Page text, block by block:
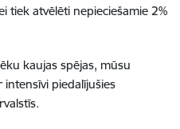
tiek atvēlēti nepieciešamie 2%
kaujas spējas, mūsu
piedalījušies